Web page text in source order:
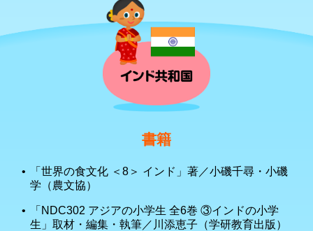
書籍
「世界の食文化 ＜8＞ インド」著／小磯千尋・小磯
学（農文協）
「NDC302 アジアの小学生 全6巻 ③インドの小学
生」取材・編集・執筆／川添恵子（学研教育出版）